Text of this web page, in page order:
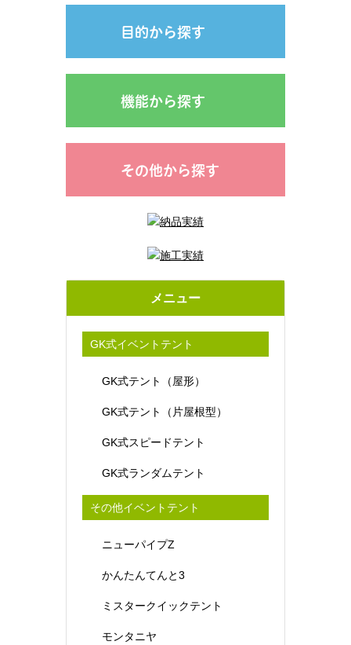
目的から探す
機能から探す
その他から探す
メニュー
GK式イベントテント
GK式テント（屋形）
GK式テント（片屋根型）
GK式スピードテント
GK式ランダムテント
その他イベントテント
ニューパイプZ
かんたんてんと3
ミスタークイックテント
モンタニヤ